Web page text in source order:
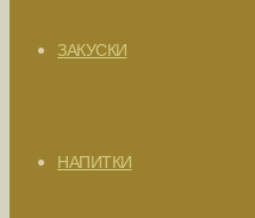
ЗАКУСКИ
НАПИТКИ